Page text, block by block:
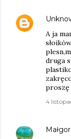
A ja
druga
proszę
4